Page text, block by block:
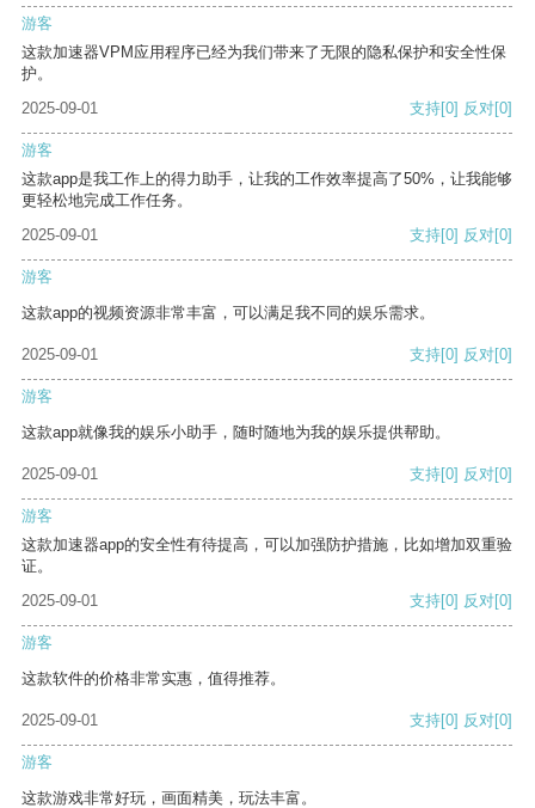
游客
这款加速器VPM应用程序已经为我们带来了无限的隐私保护和安全性保
护。
2025-09-01
支持[0] 反对[0]
游客
这款app是我工作上的得力助手，让我的工作效率提高了50%，让我能够
更轻松地完成工作任务。
2025-09-01
支持[0] 反对[0]
游客
这款app的视频资源非常丰富，可以满足我不同的娱乐需求。
2025-09-01 支持[0] 反对[0]
游客
这款app就像我的娱乐小助手，随时随地为我的娱乐提供帮助。
2025-09-01 支持[0] 反对[0]
游客
这款加速器app的安全性有待提高，可以加强防护措施，比如增加双重验
证。
2025-09-01
支持[0] 反对[0]
游客
这款软件的价格非常实惠，值得推荐。
2025-09-01 支持[0] 反对[0]
游客
这款游戏非常好玩，画面精美，玩法丰富。